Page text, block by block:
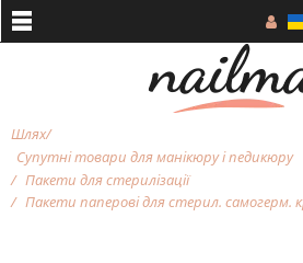
Шлях
Супутні товари для манікюру і педикюру
Пакети для стерилізації
Пакети паперові для стерил. самогерм.